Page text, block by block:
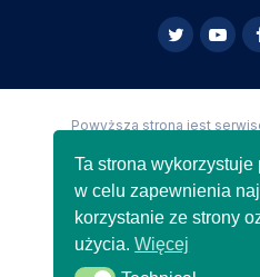
Powyższa strona jest
Copyright IMGW-PIB
Ta strona
w celu zapewnienia
korzystanie ze strony
użycia.Więcej